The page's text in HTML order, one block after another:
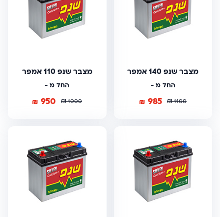
מצבר שנפ 140 אמפר
החל מ -
1100
₪
985
₪
מצבר שנפ 110 אמפר
החל מ -
1000
₪
950
₪